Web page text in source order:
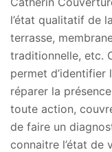
l’état qualitatif de
terrasse,
traditionnelle, etc.
permet
réparer la
toute action,
de faire un
connaitre l’état de